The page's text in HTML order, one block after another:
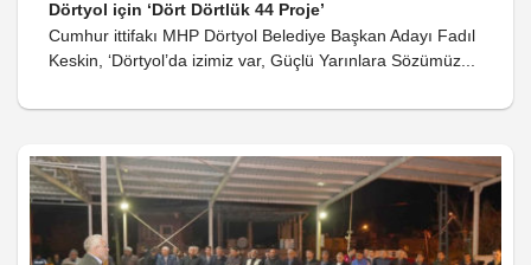
Dörtyol için ‘Dört Dörtlük 44 Proje’
Cumhur ittifakı MHP Dörtyol Belediye Başkan Adayı Fadıl
Keskin, ‘Dörtyol’da izimiz var, Güçlü Yarınlara Sözümüz...